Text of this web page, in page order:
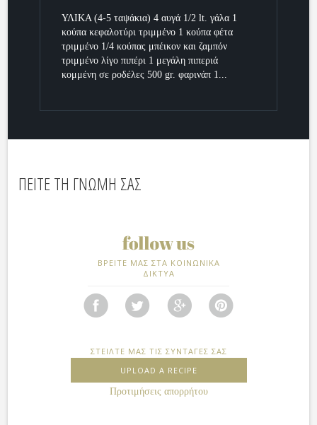
ΥΛΙΚΑ (4-5 ταψάκια) 4 αυγά 1/2 lt. γάλα 1
κούπα κεφαλοτύρι τριμμένο 1 κούπα φέτα
τριμμένο 1/4 κούπας μπέικον και ζαμπόν
τριμμένο λίγο πιπέρι 1 μεγάλη πιπεριά
κομμένη σε ροδέλες 500 gr. φαρινάπ 1...
ΠΕΙΤΕ ΤΗ ΓΝΩΜΗ ΣΑΣ
ΒΡΕΙΤΕ ΜΑΣ ΣΤΑ ΚΟΙΝΩΝΙΚΑ
ΔΙΚΤΥΑ
ΣΤΕΙΛΤΕ ΜΑΣ ΤΙΣ ΣΥΝΤΑΓΕΣ ΣΑΣ
UPLOAD A RECIPE
Προτιμήσεις απορρήτου